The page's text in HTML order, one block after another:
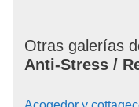
Otras galerías
Anti-Stress /